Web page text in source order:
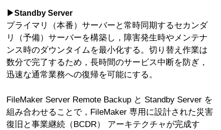
▶︎Standby Server
プライマリ（本番）サーバーと常時同期するセカンダ
リ（予備）サーバーを構築し，障害発生時やメンテナ
ンス時のダウンタイムを最小化する。切り替え作業は
数分で完了するため，長時間のサービス中断を防ぎ，
迅速な通常業務への復帰を可能にする。
FileMaker Server Remote Backup と Standby Server を
組み合わせることで，FileMaker 専用に設計された災害
復旧と事業継続（BCDR） アーキテクチャが完成す